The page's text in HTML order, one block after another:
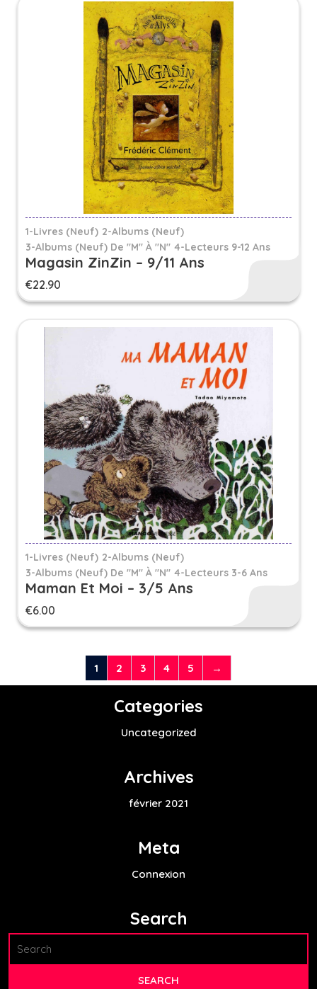
1-Livres (Neuf) 2-Albums (Neuf)
3-Albums (neuf) De "M" À "N" 4-Lecteurs 9-12 Ans
Magasin ZinZin – 9/11 Ans
€22.90
1-Livres (Neuf) 2-Albums (Neuf)
3-Albums (neuf) De "M" À "N" 4-Lecteurs 3-6 Ans
Maman Et Moi – 3/5 Ans
€6.00
1 2 3 4 5 →
Categories
Uncategorized
Archives
février 2021
Meta
Connexion
Search